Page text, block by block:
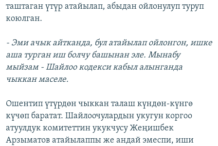
таштаган үтүр атайылап, абыдан ойлонулуп туруп
коюлган.
- Эми ачык айтканда, бул атайылап ойлонгон, ишке
аша турган иш болчу башынан эле. Мынабу
мыйзам - Шайлоо кодекси кабыл алынганда
чыккан маселе.
Ошентип үтүрдөн чыккан талаш күндөн-күнгө
күчөп баратат. Шайлоочулардын укугун коргоо
атуулдук комитеттин укукчусу Жеңишбек
Арзыматов атайылаппы же андай эмеспи, иши